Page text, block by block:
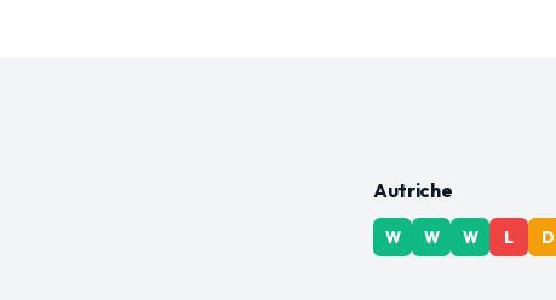
Autriche
W W W L D